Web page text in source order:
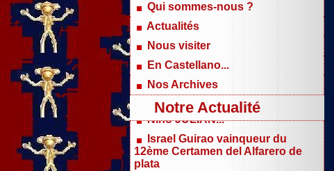
Qui sommes-nous ?
Actualités
Nous visiter
En Castellano...
Nos Archives
Notre Actualité
Nino JULIAN...
Israel Guirao vainqueur du
12ème Certamen del Alfarero de
plata
Dernière minute !!!